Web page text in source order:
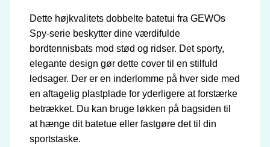
Dette højkvalitets dobbelte batetui fra GEWOs
Spy-serie beskytter dine værdifulde
bordtennisbats mod stød og ridser. Det sporty,
elegante design gør dette cover til en stilfuld
ledsager. Der er en inderlomme på hver side med
en aftagelig plastplade for yderligere at forstærke
betrækket. Du kan bruge løkken på bagsiden til
at hænge dit batetue eller fastgøre det til din
sportstaske.